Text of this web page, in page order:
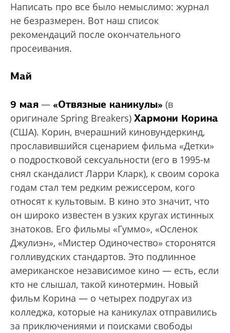
Написать про все было немыслимо: журнал
не безразмерен. Вот наш список
рекомендаций после окончательного
просеивания.
Май
9 мая — «Отвязные каникулы» (в
оригинале Spring Breakers) Хармони Корина
(США). Корин, вчерашний киновундеркинд,
прославившийся сценарием фильма «Детки»
о подростковой сексуальности (его в 1995-м
снял скандалист Ларри Кларк), к своим сорока
годам стал тем редким режиссером, кого
относят к культовым. В кино это значит, что
он широко известен в узких кругах истинных
знатоков. Его фильмы «Гуммо», «Осленок
Джулиэн», «Мистер Одиночество» сторонятся
голливудских стандартов. Это подлинное
американское независимое кино — есть, если
кто не слышал, такой кинотермин. Новый
фильм Корина — о четырех подругах из
колледжа, которые на каникулах отправились
за приключениями и поисками свободы